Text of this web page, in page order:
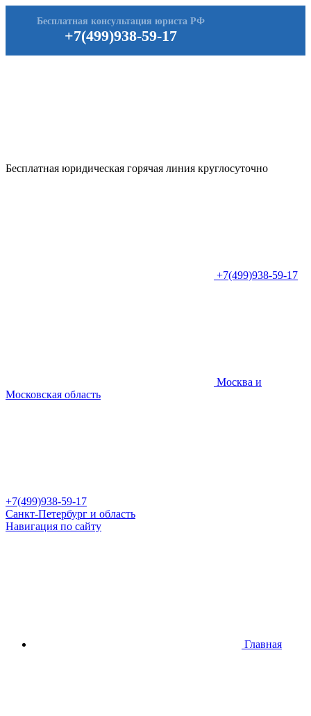
+7(499)938-59-17
Бесплатная консультация юриста РФ
Бесплатная юридическая горячая линия круглосуточно
+7(499)938-59-17
Москва и
Московская область
+7(499)938-59-17
Санкт-Петербург и область
Навигация по сайту
Главная